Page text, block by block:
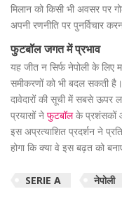
मिलान को किसी भी अवसर पर
अपनी रणनीति पर पुनर्विचार
फुटबॉल जगत में प्रभाव
यह जीत न सिर्फ नेपोली के लिए
समीकरणों को भी बदल सकती
दावेदारों की सूची में सबसे ऊपर
प्रयासों ने फुटबॉलके प्रशंसकों
इस अप्रत्याशित प्रदर्शन ने
होगा कि क्या वे इस बढ़त को
SERIE A नेपोली